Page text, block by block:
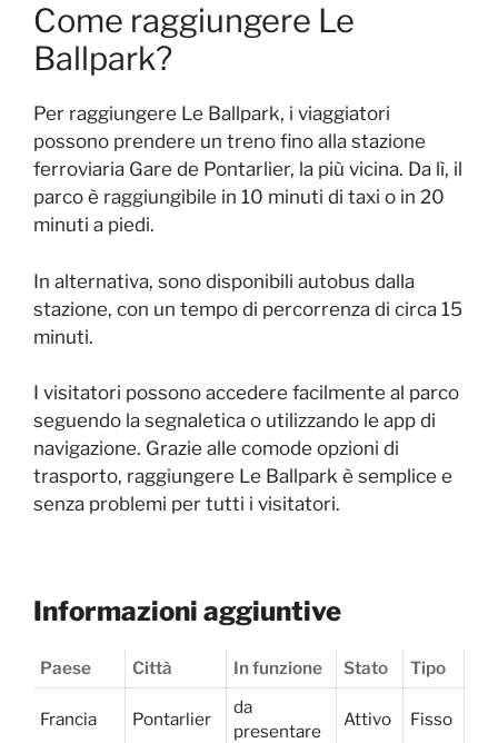
Come raggiungere Le
Ballpark?
Per raggiungere Le Ballpark, i viaggiatori
possono prendere un treno fino alla stazione
ferroviaria Gare de Pontarlier, la più vicina. Da lì, il
parco è raggiungibile in 10 minuti di taxi o in 20
minuti a piedi.
In alternativa, sono disponibili autobus dalla
stazione, con un tempo di percorrenza di circa 15
minuti.
I visitatori possono accedere facilmente al parco
seguendo la segnaletica o utilizzando le app di
navigazione. Grazie alle comode opzioni di
trasporto, raggiungere Le Ballpark è semplice e
senza problemi per tutti i visitatori.
Informazioni aggiuntive
Paese Città In funzione Stato Tipo
Francia Pontarlier
da
presentare
Attivo Fisso